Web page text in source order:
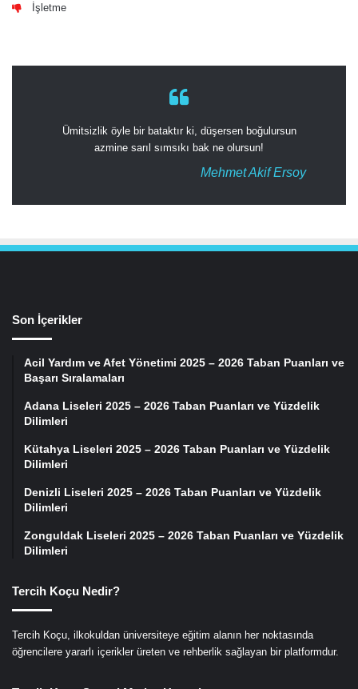
İşletme
Ümitsizlik öyle bir bataktır ki, düşersen boğulursun
azmine sarıl sımsıkı bak ne olursun!
Mehmet Akif Ersoy
Son İçerikler
Acil Yardım ve Afet Yönetimi 2025 – 2026 Taban Puanları ve
Başarı Sıralamaları
Adana Liseleri 2025 – 2026 Taban Puanları ve Yüzdelik
Dilimleri
Kütahya Liseleri 2025 – 2026 Taban Puanları ve Yüzdelik
Dilimleri
Denizli Liseleri 2025 – 2026 Taban Puanları ve Yüzdelik
Dilimleri
Zonguldak Liseleri 2025 – 2026 Taban Puanları ve Yüzdelik
Dilimleri
Tercih Koçu Nedir?
Tercih Koçu, ilkokuldan üniversiteye eğitim alanın her noktasında
öğrencilere yararlı içerikler üreten ve rehberlik sağlayan bir platformdur.